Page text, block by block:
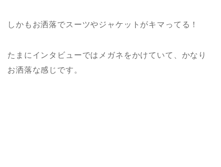
しかもお洒落でスーツやジャケットがキマってる！
たまにインタビューではメガネをかけていて、かなり
お洒落な感じです。